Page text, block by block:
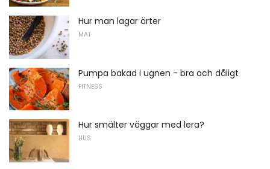
Hur man lagar ärter
MAT
Pumpa bakad i ugnen - bra och dåligt
FITNESS
Hur smälter väggar med lera?
HUS